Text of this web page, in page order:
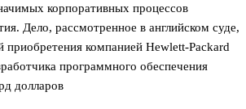
корпоративных процессов
Дело, рассмотренное в английском суде,
приобретения компанией Hewlett-Packard
программного обеспечения
долларов